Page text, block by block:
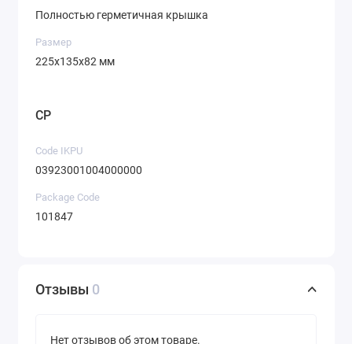
Полностью герметичная крышка
Размер
225x135x82 мм
CP
Code IKPU
03923001004000000
Package Code
101847
Отзывы 0
Нет отзывов об этом товаре.